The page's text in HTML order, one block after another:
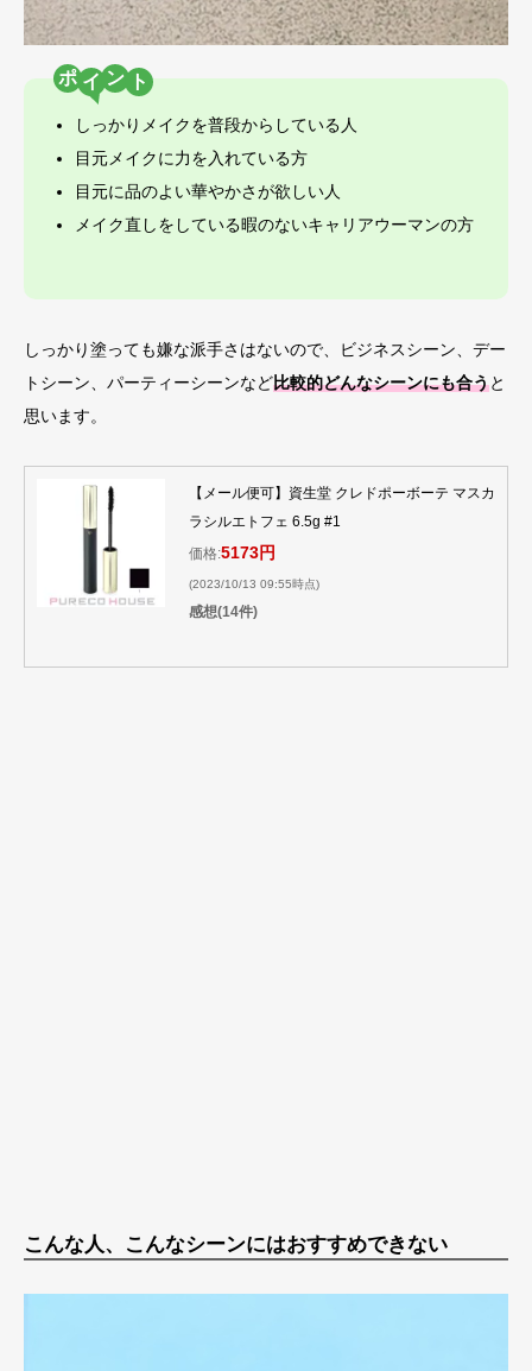
ポ ン
しっかりメイクを普段からしている人
目元メイクに力を入れている方
目元に品のよい華やかさが欲しい人
メイク直しをしている暇のないキャリアウーマンの方
しっかり塗っても嫌な派手さはないので、ビジネスシーン、デー
トシーン、パーティーシーンなど比較的どんなシーンにも合うと
思います。
【メール便可】資生堂 クレドポーボーテ マスカ
ラシルエトフェ 6.5g #1
価格:5173円
(2023/10/13 09:55時点)
感想(14件)
こんな人、こんなシーンにはおすすめできない